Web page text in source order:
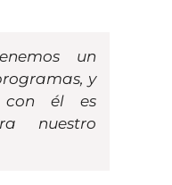
un
y
con él es
nuestro